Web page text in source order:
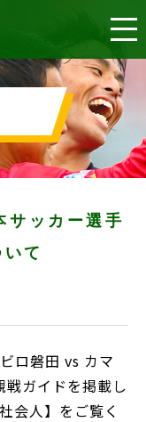
ッカー選手
て
ロ磐田 vs カマ
ガイドを掲載し
会人】をご覧く